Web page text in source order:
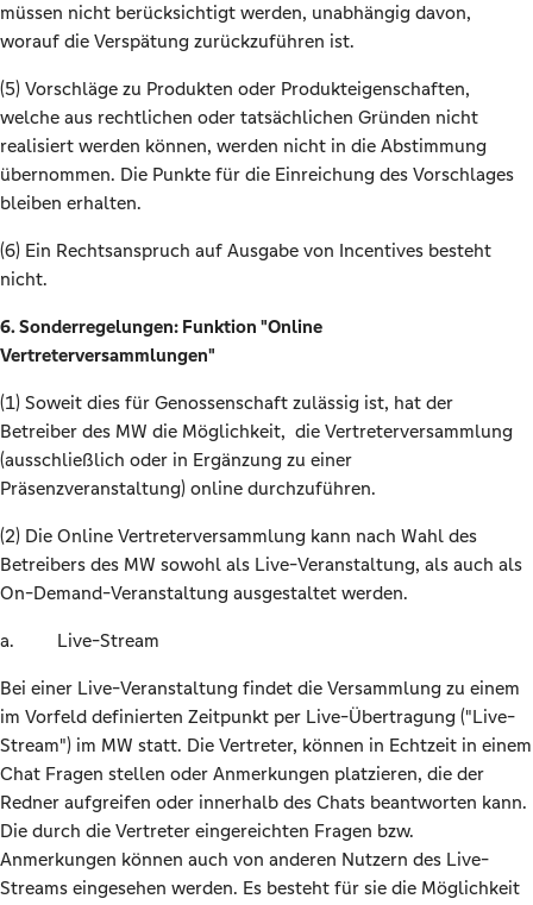
müssen nicht berücksichtigt werden, unabhängig davon,
worauf die Verspätung zurückzuführen ist.
(5) Vorschläge zu Produkten oder Produkteigenschaften,
welche aus rechtlichen oder tatsächlichen Gründen nicht
realisiert werden können, werden nicht in die Abstimmung
übernommen. Die Punkte für die Einreichung des Vorschlages
bleiben erhalten.
(6) Ein Rechtsanspruch auf Ausgabe von Incentives besteht
nicht.
6. Sonderregelungen: Funktion "Online
Vertreterversammlungen"
(1) Soweit dies für Genossenschaft zulässig ist, hat der
Betreiber des MW die Möglichkeit, die Vertreterversammlung
(ausschließlich oder in Ergänzung zu einer
Präsenzveranstaltung) online durchzuführen.
(2) Die Online Vertreterversammlung kann nach Wahl des
Betreibers des MW sowohl als Live-Veranstaltung, als auch als
On-Demand-Veranstaltung ausgestaltet werden.
a. Live-Stream
Bei einer Live-Veranstaltung findet die Versammlung zu einem
im Vorfeld definierten Zeitpunkt per Live-Übertragung ("Live-
Stream") im MW statt. Die Vertreter, können in Echtzeit in einem
Chat Fragen stellen oder Anmerkungen platzieren, die der
Redner aufgreifen oder innerhalb des Chats beantworten kann.
Die durch die Vertreter eingereichten Fragen bzw.
Anmerkungen können auch von anderen Nutzern des Live-
Streams eingesehen werden. Es besteht für sie die Möglichkeit